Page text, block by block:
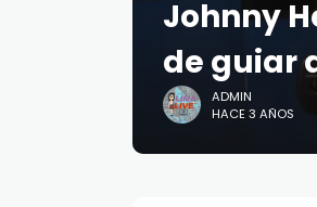
Johnny
de guiar
ADMIN
HACE 3 AÑOS